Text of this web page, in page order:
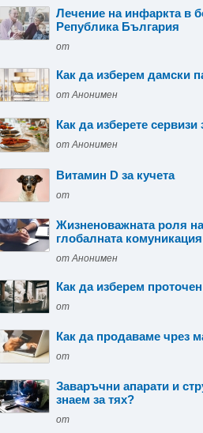
Лечение на инфаркта в
Република България
от
Как да изберем дамски
от Анонимен
Как да изберете сервизи
от Анонимен
Витамин D за кучета
от
Жизненоважната роля
глобалната комуникация
от Анонимен
Как да изберем
от
Как да продаваме чрез
от
Заваръчни апарати и
знаем за тях?
от